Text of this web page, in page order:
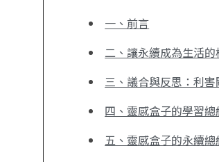
一、前言
二、讓永續成為生活
三、議合與反思：利
四、靈感盒子的學習
五、靈感盒子的永續總